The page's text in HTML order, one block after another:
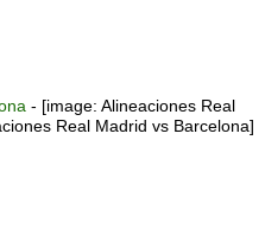
- [image: Alineaciones Real
Real Madrid vs Barcelona]